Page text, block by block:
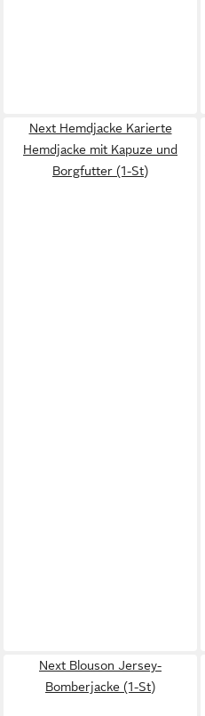
Next Hemdjacke Karierte
Hemdjacke mit Kapuze und
Borgfutter (1-St)
Next Blouson Jersey-
Bomberjacke (1-St)